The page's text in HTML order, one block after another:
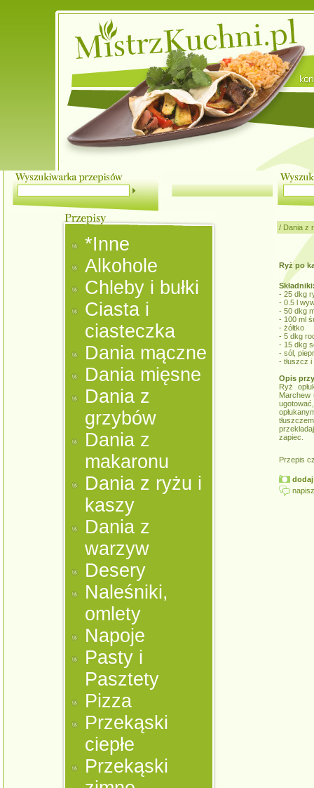
*Inne
Alkohole
Chleby i bułki
Ciasta i
ciasteczka
Dania mączne
Dania mięsne
Dania z
grzybów
Dania z
makaronu
Dania z ryżu i
kaszy
Dania z
warzyw
Desery
Naleśniki,
omlety
Napoje
Pasty i
Pasztety
Pizza
Przekąski
ciepłe
Przekąski
/ Dania z
Ryż po
- 25 dkg
- 0.5 l
- 50 dkg
- 100 ml
- żółtko
- 5 dkg
- 15 dkg
- sól,
- tłuszcz
Opis
Ryż
Marchew
zapiec.
Przepis